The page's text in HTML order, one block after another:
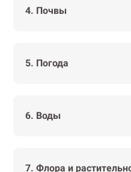
4. Почвы
5. Погода
6. Воды
7. Флора и